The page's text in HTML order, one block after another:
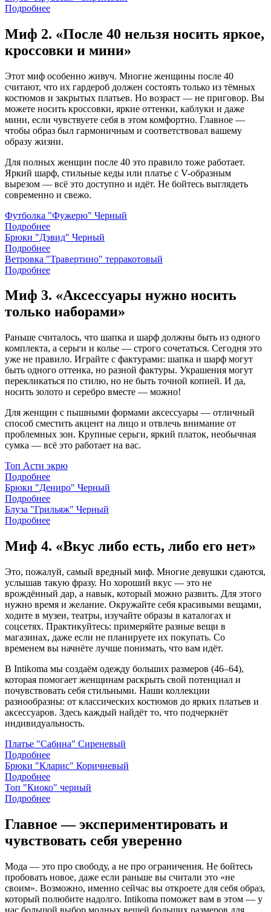
Подробнее
Миф 2. «После 40 нельзя носить яркое,
кроссовки и мини»
Этот миф особенно живуч. Многие женщины после 40
считают, что их гардероб должен состоять только из тёмных
костюмов и закрытых платьев. Но возраст — не приговор. Вы
можете носить кроссовки, яркие оттенки, каблуки и даже
мини, если чувствуете себя в этом комфортно. Главное —
чтобы образ был гармоничным и соответствовал вашему
образу жизни.
Для полных женщин после 40 это правило тоже работает.
Яркий шарф, стильные кеды или платье с V-образным
вырезом — всё это доступно и идёт. Не бойтесь выглядеть
современно и свежо.
Футболка "Фужерю" Черный
Подробнее
Брюки "Дэвид" Черный
Подробнее
Ветровка "Травертино" терракотовый
Подробнее
Миф 3. «Аксессуары нужно носить
только наборами»
Раньше считалось, что шапка и шарф должны быть из одного
комплекта, а серьги и колье — строго сочетаться. Сегодня это
уже не правило. Играйте с фактурами: шапка и шарф могут
быть одного оттенка, но разной фактуры. Украшения могут
перекликаться по стилю, но не быть точной копией. И да,
носить золото и серебро вместе — можно!
Для женщин с пышными формами аксессуары — отличный
способ сместить акцент на лицо и отвлечь внимание от
проблемных зон. Крупные серьги, яркий платок, необычная
сумка — всё это работает на вас.
Топ Асти экрю
Подробнее
Брюки "Дениро" Черный
Подробнее
Блуза "Грильяж" Черный
Подробнее
Миф 4. «Вкус либо есть, либо его нет»
Это, пожалуй, самый вредный миф. Многие девушки сдаются,
услышав такую фразу. Но хороший вкус — это не
врождённый дар, а навык, который можно развить. Для этого
нужно время и желание. Окружайте себя красивыми вещами,
ходите в музеи, театры, изучайте образы в каталогах и
соцсетях. Практикуйтесь: примеряйте разные вещи в
магазинах, даже если не планируете их покупать. Со
временем вы начнёте лучше понимать, что вам идёт.
В Intikoma мы создаём одежду больших размеров (46–64),
которая помогает женщинам раскрыть свой потенциал и
почувствовать себя стильными. Наши коллекции
разнообразны: от классических костюмов до ярких платьев и
аксессуаров. Здесь каждый найдёт то, что подчеркнёт
индивидуальность.
Платье "Сабина" Сиреневый
Подробнее
Брюки "Кларис" Коричневый
Подробнее
Топ "Киоко" черный
Подробнее
Главное — экспериментировать и
чувствовать себя уверенно
Мода — это про свободу, а не про ограничения. Не бойтесь
пробовать новое, даже если раньше вы считали это «не
своим». Возможно, именно сейчас вы откроете для себя образ,
который полюбите надолго. Intikoma поможет вам в этом — у
нас большой выбор модных вещей больших размеров для